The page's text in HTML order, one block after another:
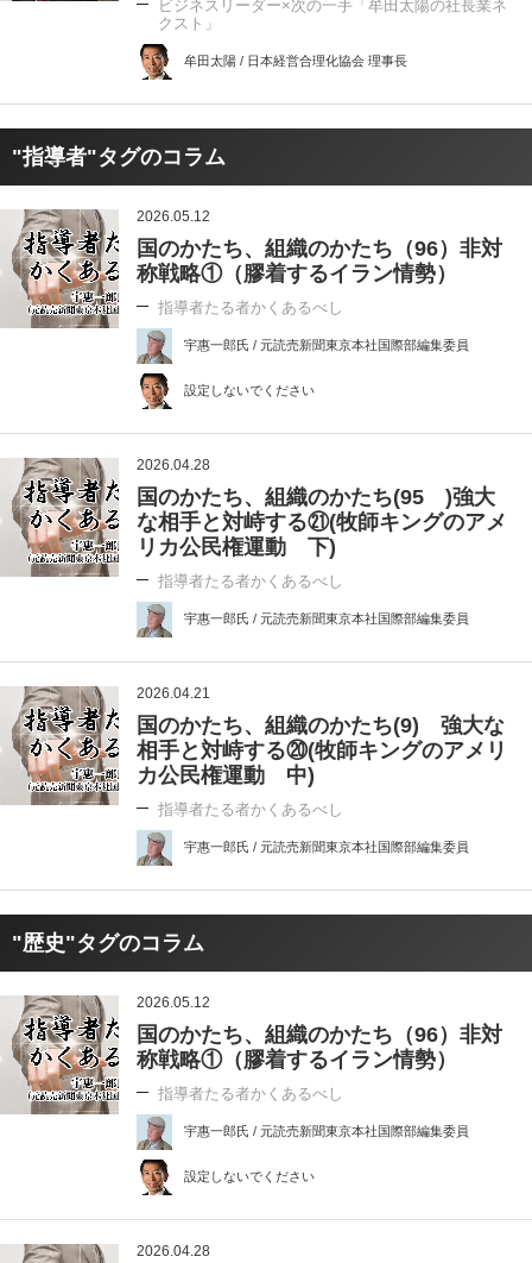
ビジネスリーダー×次の一手「牟田太陽の社長業ネ
クスト」
牟田太陽 / 日本経営合理化協会 理事長
"指導者"タグのコラム
2026.05.12
国のかたち、組織のかたち（96）非対
称戦略①（膠着するイラン情勢）
指導者たる者かくあるべし
宇惠一郎氏 / 元読売新聞東京本社国際部編集委員
設定しないでください
2026.04.28
国のかたち、組織のかたち(95 )強大
な相手と対峙する㉑(牧師キングのアメ
リカ公民権運動 下)
指導者たる者かくあるべし
宇惠一郎氏 / 元読売新聞東京本社国際部編集委員
2026.04.21
国のかたち、組織のかたち(9) 強大な
相手と対峙する⑳(牧師キングのアメリ
カ公民権運動 中)
指導者たる者かくあるべし
宇惠一郎氏 / 元読売新聞東京本社国際部編集委員
"歴史"タグのコラム
2026.05.12
国のかたち、組織のかたち（96）非対
称戦略①（膠着するイラン情勢）
指導者たる者かくあるべし
宇惠一郎氏 / 元読売新聞東京本社国際部編集委員
設定しないでください
2026.04.28